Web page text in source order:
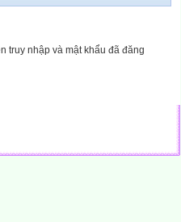
truy nhập và mật khẩu đã đăng